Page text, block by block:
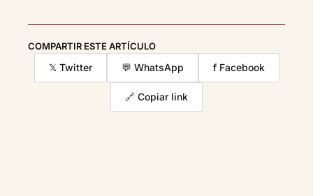
COMPARTIR ESTE ARTÍCULO
𝕏 Twitter 💬 WhatsApp f Facebook
🔗 Copiar link